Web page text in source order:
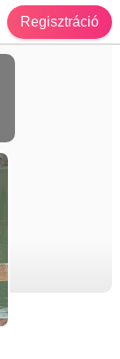
Regisztráció